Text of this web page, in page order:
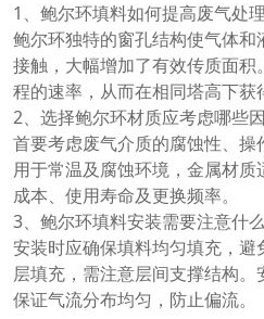
1、鲍尔环填料如何提高废气处
鲍尔环独特的窗孔结构使气体
接触，大幅增加了有效传质面
程的速率，从而在相同塔高下获
2、选择鲍尔环材质应考虑哪些
首要考虑废气介质的腐蚀性、
用于常温及腐蚀环境，金属材
成本、使用寿命及更换频率。
3、鲍尔环填料安装需要注意什
安装时应确保填料均匀填充，
层填充，需注意层间支撑结构
保证气流分布均匀，防止偏流。